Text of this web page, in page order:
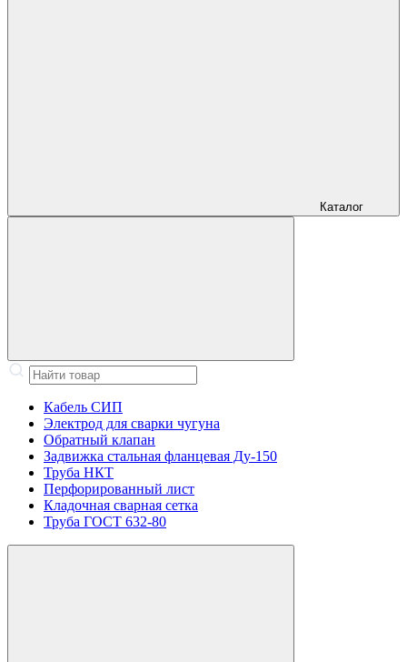
Каталог
Кабель СИП
Электрод для сварки чугуна
Обратный клапан
Задвижка стальная фланцевая Ду-150
Труба НКТ
Перфорированный лист
Кладочная сварная сетка
Труба ГОСТ 632-80